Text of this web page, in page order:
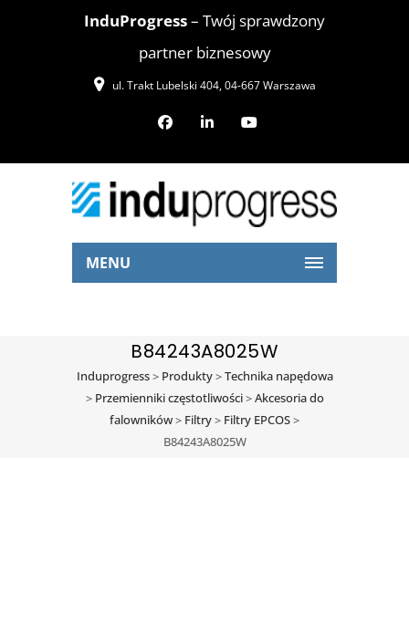
InduProgress– Twój sprawdzony
partner biznesowy
ul. Trakt Lubelski 404, 04-667 Warszawa
MENU
B84243A8025W
Induprogress> Produkty>Technika napędowa
> Przemienniki częstotliwości>Akcesoria do
falowników> Filtry> Filtry EPCOS>
B84243A8025W